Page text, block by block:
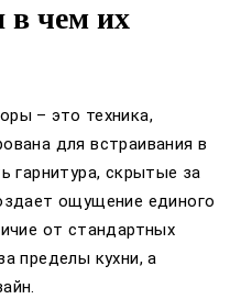
в чем их
– это техника,
для встраивания в
гарнитура, скрытые за
ощущение единого
от стандартных
пределы кухни, а